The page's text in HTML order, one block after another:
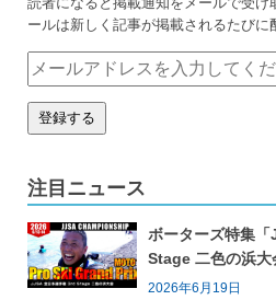
ールは新しく記事が掲載されるたびに
注目ニュース
ボーターズ特集
Stage 二色の浜大
2026年6月19日